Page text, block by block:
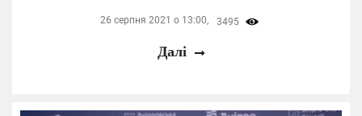
26 серпня 2021 о 13:00, 3495
Далі